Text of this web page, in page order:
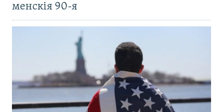
менскія 90-я